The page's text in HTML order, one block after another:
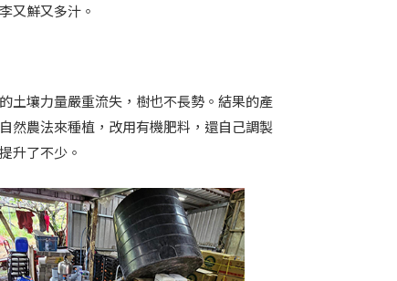
又鮮又多汁。
土壤力量嚴重流失，樹也不長勢。結果的產
然農法來種植，改用有機肥料，還自己調製
升了不少。